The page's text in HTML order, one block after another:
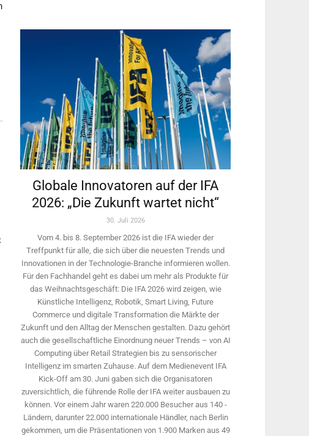
Globale Innovatoren auf der IFA
2026: „Die Zukunft wartet nicht“
30. Juli 2026
Vom 4. bis 8. September 2026 ist die IFA wieder der
Treffpunkt für alle, die sich über die neuesten Trends und
Innovationen in der Technologie-­Branche informieren wollen.
Für den Fachhandel geht es dabei um mehr als Produkte für
das Weihnachtsgeschäft: Die IFA 2026 wird ­zeigen, wie
Künstliche Intelligenz, Robotik, Smart Living, Future
Commerce und digitale Trans­formation die Märkte der
Zukunft und den Alltag der Menschen gestalten. Dazu gehört
auch die gesellschaftliche Einordnung neuer Trends – von AI
Computing über Retail Strategien bis zu sensorischer
Intelligenz im smarten Zuhause. Auf dem Medien­event IFA
Kick-Off am 30. Juni gaben sich die Organisatoren
zuversichtlich, die führende Rolle der IFA weiter ausbauen zu
können. Vor einem Jahr ­waren 220.000 Besucher aus 140 ­
Ländern, ­darunter 22.000 internationale Händler, nach Berlin
gekommen, um die Präsen­tationen von 1.900 Marken aus 49